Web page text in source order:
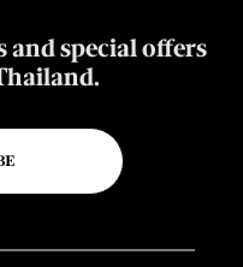
and special offers